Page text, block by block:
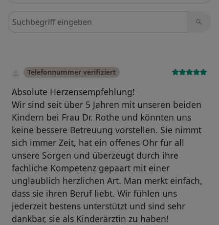
Bewertungen durchsuchen
Telefonnummer verifiziert
Absolute Herzensempfehlung!
Wir sind seit über 5 Jahren mit unseren beiden
Kindern bei Frau Dr. Rothe und könnten uns
keine bessere Betreuung vorstellen. Sie nimmt
sich immer Zeit, hat ein offenes Ohr für all
unsere Sorgen und überzeugt durch ihre
fachliche Kompetenz gepaart mit einer
unglaublich herzlichen Art. Man merkt einfach,
dass sie ihren Beruf liebt. Wir fühlen uns
jederzeit bestens unterstützt und sind sehr
dankbar, sie als Kinderärztin zu haben!